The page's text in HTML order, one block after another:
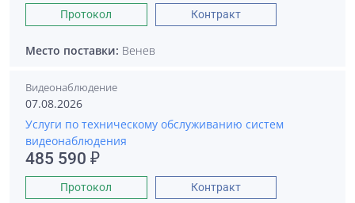
Протокол Контракт
Место поставки: Венев
Видеонаблюдение
07.08.2026
Услуги по техническому обслуживанию систем
видеонаблюдения
485 590 ₽
Протокол Контракт